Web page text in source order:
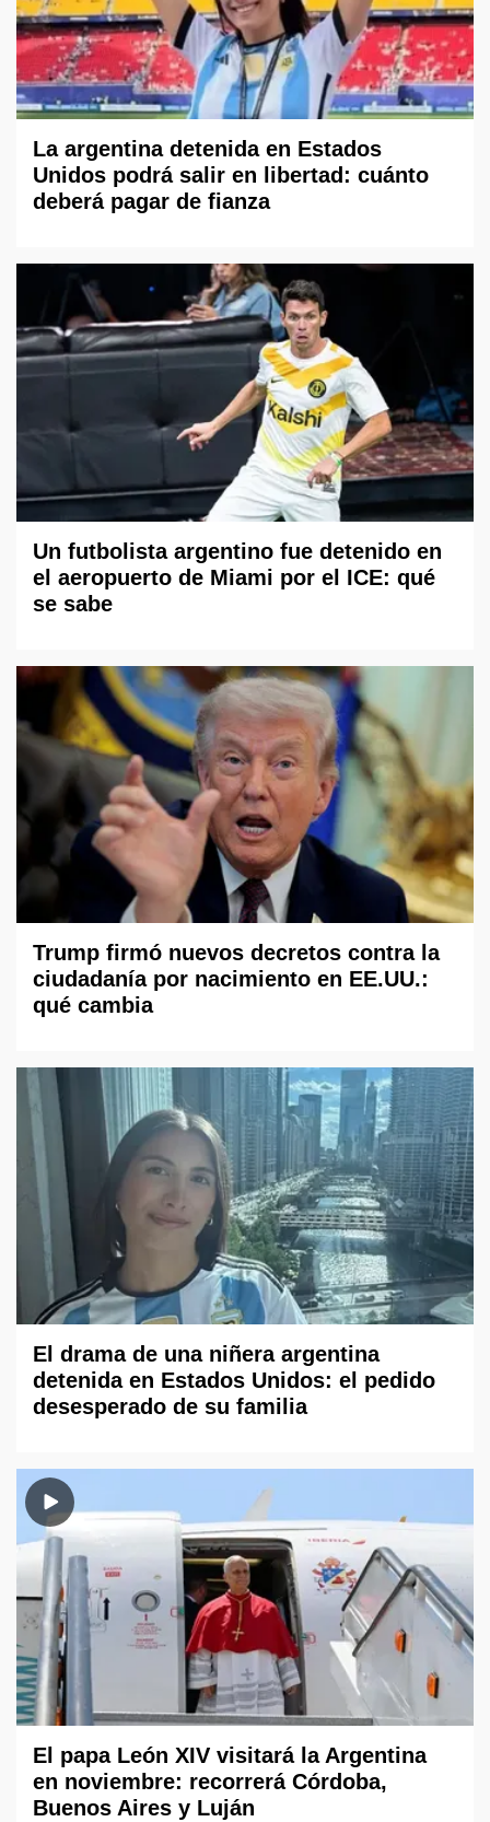
La argentina detenida en Estados
Unidos podrá salir en libertad: cuánto
deberá pagar de fianza
Un futbolista argentino fue detenido en
el aeropuerto de Miami por el ICE: qué
se sabe
Trump firmó nuevos decretos contra la
ciudadanía por nacimiento en EE.UU.:
qué cambia
El drama de una niñera argentina
detenida en Estados Unidos: el pedido
desesperado de su familia
El papa León XIV visitará la Argentina
en noviembre: recorrerá Córdoba,
Buenos Aires y Luján